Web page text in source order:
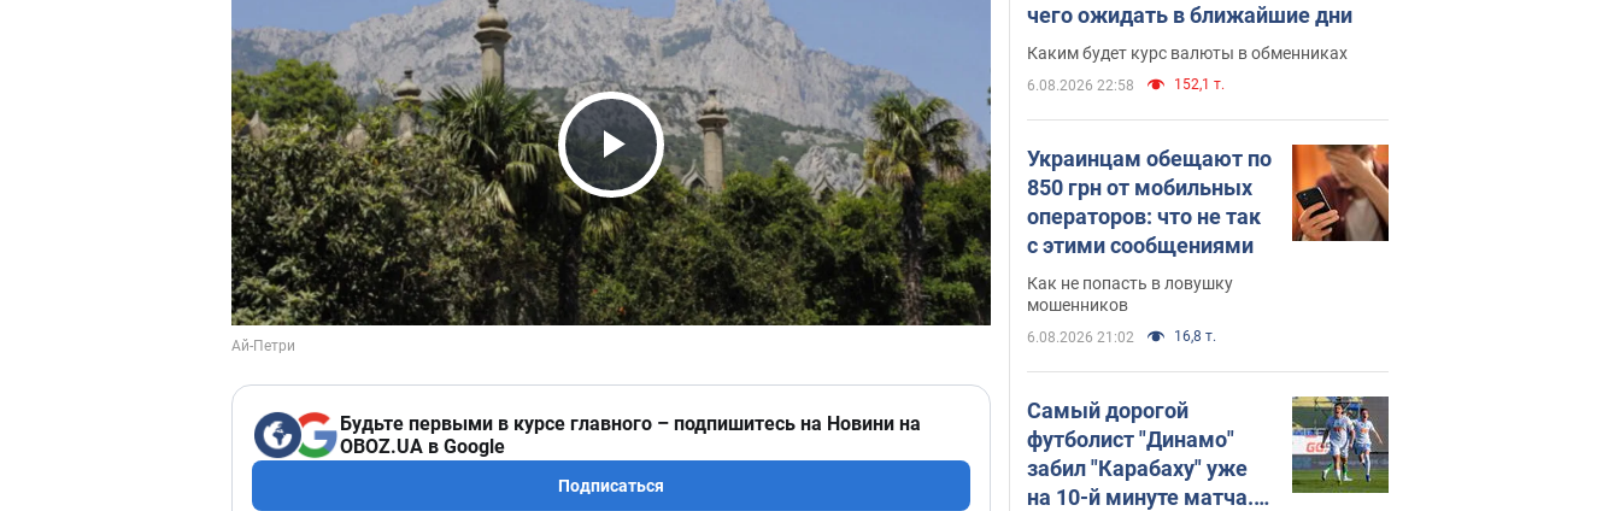
Play Video
Будьте первыми в курсе главного – подпишитесь на Новини на
OBOZ.UA в Google
Подписаться
чего ожидать в ближайшие дни
Каким будет курс валюты в обменниках
6.08.2026 22:58 152,1 т.
Украинцам обещают по
850 грн от мобильных
операторов: что не так
с этими сообщениями
Как не попасть в ловушку
мошенников
6.08.2026 21:02 16,8 т.
Самый дорогой
футболист "Динамо"
забил "Карабаху" уже
на 10-й минуте матча.